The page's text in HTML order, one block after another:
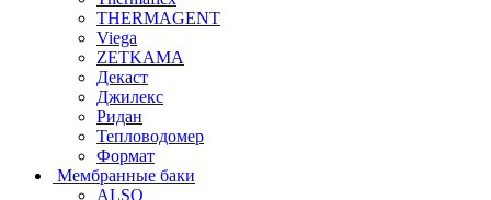
THERMAGENT
Viega
ZETKAMA
Декаст
Джилекс
Ридан
Тепловодомер
Формат
Мембранные баки
ALSO